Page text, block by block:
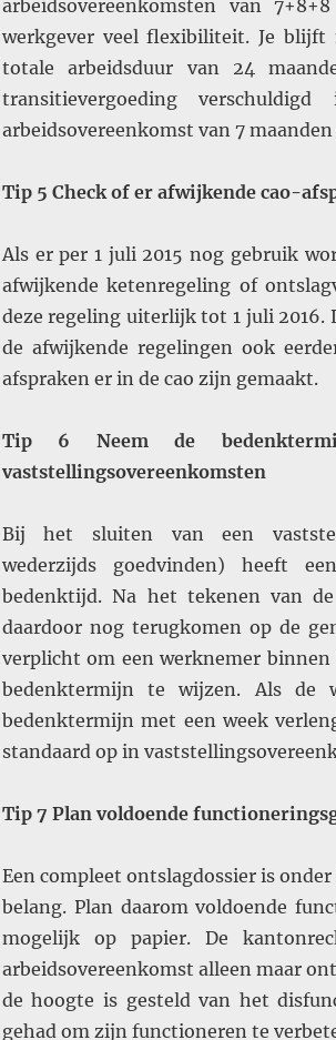
arbeidsovereenkomsten van
werkgever veel flexibiliteit. Je blijft
totale arbeidsduur van 24
transitievergoeding
arbeidsovereenkomst van 7
Tip 5 Check of er afwijkende cao-
Als er per 1 juli 2015 nog gebruik
afwijkende ketenregeling of
deze regeling uiterlijk tot 1 juli 2016.
de afwijkende regelingen ook
afspraken er in de cao zijn gemaakt.
Tip 6 Neem de
vaststellingsovereenkomsten
Bij het sluiten van een
wederzijds goedvinden) heeft
bedenktijd. Na het tekenen van
daardoor nog terugkomen op de
verplicht om een werknemer
bedenktermijn te wijzen. Als de
bedenktermijn met een week
standaard op in
Tip 7 Plan voldoende
Een compleet ontslagdossier is
belang. Plan daarom voldoende
mogelijk op papier. De
arbeidsovereenkomst alleen maar
de hoogte is gesteld van het
gehad om zijn functioneren te